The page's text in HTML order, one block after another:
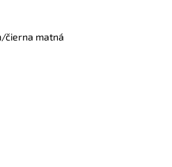
čierna matná